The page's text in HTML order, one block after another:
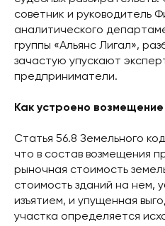
советник и руководитель
аналитического
группы «Альянс Лигал»,
зачастую упускают
предприниматели.
Как устроено возмещение
Статья 56.8 Земельного
что в состав возмещения
рыночная стоимость
стоимость зданий на нем,
изъятием, и упущенная
участка определяется